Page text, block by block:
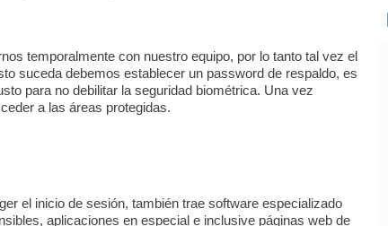
temporalmente con nuestro equipo, por lo tanto tal vez el
suceda debemos establecer un password de respaldo, es
para no debilitar la seguridad biométrica. Una vez
a las áreas protegidas.
el inicio de sesión, también trae software especializado
aplicaciones en especial e inclusive páginas web de